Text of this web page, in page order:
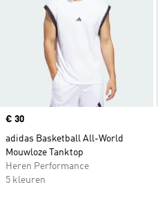
Price
€ 30
adidas Basketball All-World
Mouwloze Tanktop
Heren Performance
5 kleuren